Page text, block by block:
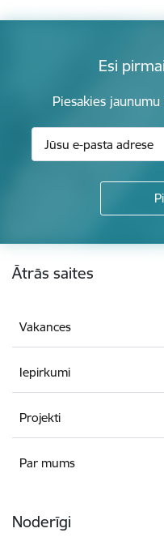
Esi
Piesakies jaunumu
Ātrās saites
Vakances
Iepirkumi
Projekti
Par mums
Noderīgi